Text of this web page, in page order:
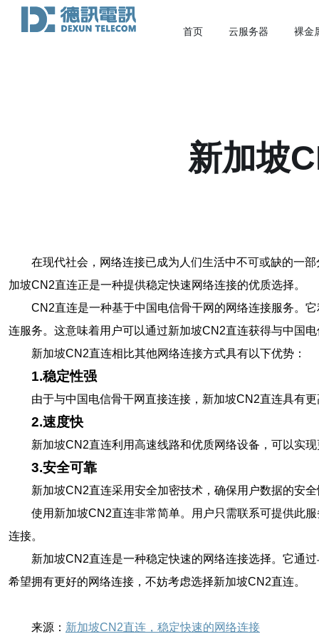
首页 云服务器 裸金
新加坡
在现代社会，网络连接已成为人们生活中不可或缺的一
加坡CN2直连正是一种提供稳定快速网络连接的优质选择。
CN2直连是一种基于中国电信骨干网的网络连接服务。
连服务。这意味着用户可以通过新加坡CN2直连获得与中国
新加坡CN2直连相比其他网络连接方式具有以下优势：
1.稳定性强
由于与中国电信骨干网直接连接，新加坡CN2直连具有
2.速度快
新加坡CN2直连利用高速线路和优质网络设备，可以实
3.安全可靠
新加坡CN2直连采用安全加密技术，确保用户数据的安
使用新加坡CN2直连非常简单。用户只需联系可提供此
连接。
新加坡CN2直连是一种稳定快速的网络连接选择。它通
希望拥有更好的网络连接，不妨考虑选择新加坡CN2直连。
来源： 新加坡CN2直连，稳定快速的网络连接